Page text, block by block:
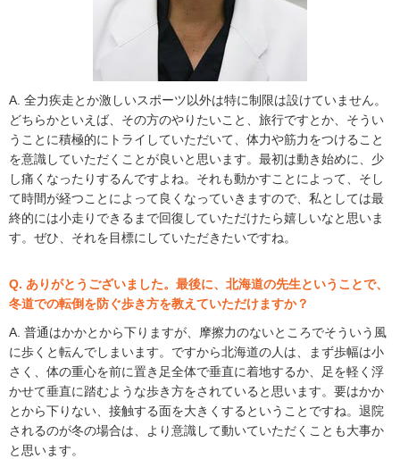
A. 全力疾走とか激しいスポーツ以外は特に制限は設けていません。
どちらかといえば、その方のやりたいこと、旅行ですとか、そうい
うことに積極的にトライしていただいて、体力や筋力をつけること
を意識していただくことが良いと思います。最初は動き始めに、少
し痛くなったりするんですよね。それも動かすことによって、そし
て時間が経つことによって良くなっていきますので、私としては最
終的には小走りできるまで回復していただけたら嬉しいなと思いま
す。ぜひ、それを目標にしていただきたいですね。
Q. ありがとうございました。最後に、北海道の先生ということで、
冬道での転倒を防ぐ歩き方を教えていただけますか？
A. 普通はかかとから下りますが、摩擦力のないところでそういう風
に歩くと転んでしまいます。ですから北海道の人は、まず歩幅は小
さく、体の重心を前に置き足全体で垂直に着地するか、足を軽く浮
かせて垂直に踏むような歩き方をされていると思います。要はかか
とから下りない、接触する面を大きくするということですね。退院
されるのが冬の場合は、より意識して動いていただくことも大事か
と思います。